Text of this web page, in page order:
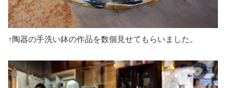
↑陶器の手洗い鉢の作品を数個見せてもらいました。